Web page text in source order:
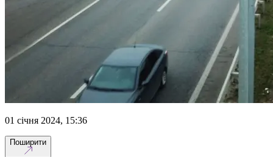
01 січня 2024, 15:36
Поширити